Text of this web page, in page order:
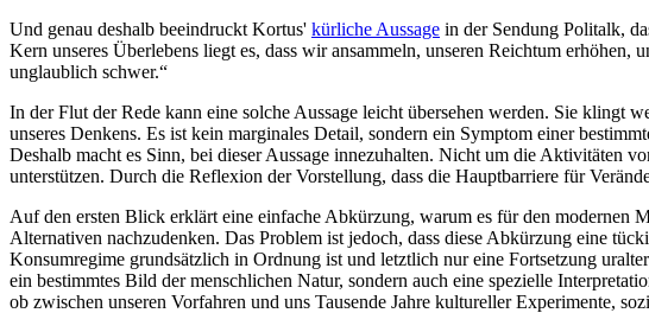
Und genau deshalb beeindruckt Kortus' kürliche Aussage in der Sendung Politalk,
Kern unseres Überlebens liegt es, dass wir ansammeln, unseren Reichtum
unglaublich schwer.“
In der Flut der Rede kann eine solche Aussage leicht übersehen werden. Sie
unseres Denkens. Es ist kein marginales Detail, sondern ein Symptom einer
Deshalb macht es Sinn, bei dieser Aussage innezuhalten. Nicht um die Aktivitäten
unterstützen. Durch die Reflexion der Vorstellung, dass die Hauptbarriere für
Auf den ersten Blick erklärt eine einfache Abkürzung, warum es für den modernen
Alternativen nachzudenken. Das Problem ist jedoch, dass diese Abkürzung eine
Konsumregime grundsätzlich in Ordnung ist und letztlich nur eine Fortsetzung
ein bestimmtes Bild der menschlichen Natur, sondern auch eine spezielle
ob zwischen unseren Vorfahren und uns Tausende Jahre kultureller Experimente,